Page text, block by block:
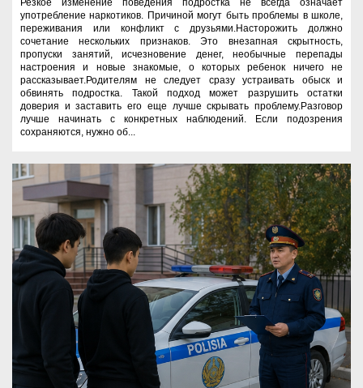
Резкое изменение поведения подростка не всегда означает
употребление наркотиков. Причиной могут быть проблемы в школе,
переживания или конфликт с друзьями.Насторожить должно
сочетание нескольких признаков. Это внезапная скрытность,
пропуски занятий, исчезновение денег, необычные перепады
настроения и новые знакомые, о которых ребенок ничего не
рассказывает.Родителям не следует сразу устраивать обыск и
обвинять подростка. Такой подход может разрушить остатки
доверия и заставить его еще лучше скрывать проблему.Разговор
лучше начинать с конкретных наблюдений. Если подозрения
сохраняются, нужно об...